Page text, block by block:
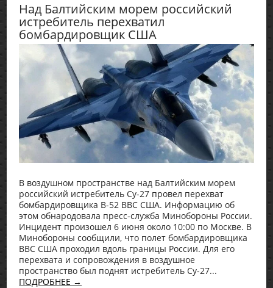
Над Балтийским морем российский
истребитель перехватил
бомбардировщик США
В воздушном пространстве над Балтийским морем
российский истребитель Су-27 провел перехват
бомбардировщика В-52 ВВС США. Информацию об
этом обнародовала пресс-служба Минобороны России.
Инцидент произошел 6 июня около 10:00 по Москве. В
Минобороны сообщили, что полет бомбардировщика
ВВС США проходил вдоль границы России. Для его
перехвата и сопровождения в воздушное
пространство был поднят истребитель Су-27...
ПОДРОБНЕЕ →